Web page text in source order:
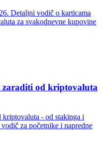
Detaljni vodič o karticama
za svakodnevne kupovine
od kriptovaluta
kriptovaluta - od stakinga i
za početnike i napredne